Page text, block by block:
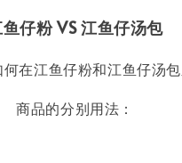
仔粉 VS 江鱼仔汤包
在江鱼仔粉和江鱼仔汤
商品的分别用法：